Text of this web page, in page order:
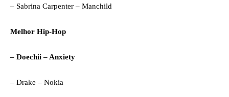
– Sabrina Carpenter – Manchild
Melhor Hip-Hop
– Doechii – Anxiety
– Drake – Nokia